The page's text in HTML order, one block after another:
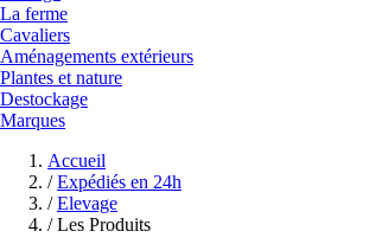
La ferme
Cavaliers
Aménagements extérieurs
Plantes et nature
Destockage
Marques
Accueil
/ Expédiés en 24h
/ Elevage
/ Les Produits